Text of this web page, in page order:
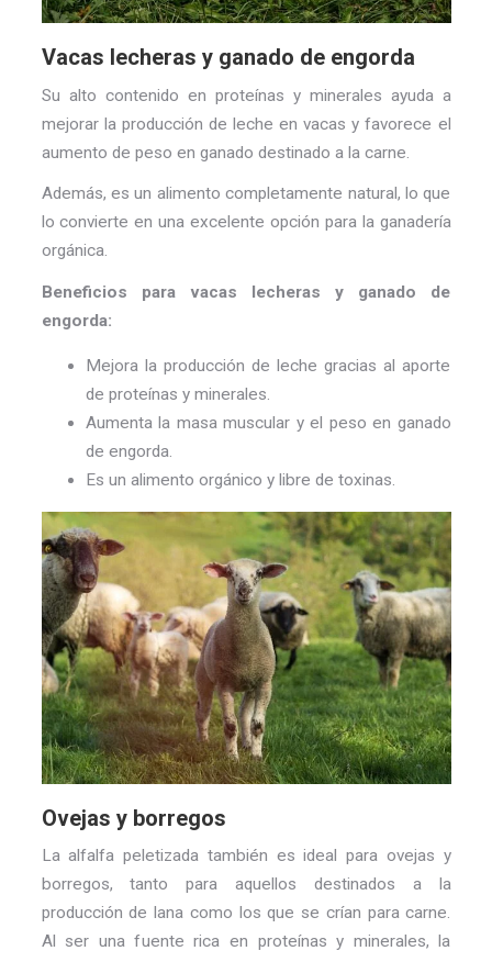
Vacas lecheras y ganado de engorda
Su alto contenido en proteínas y minerales ayuda a
mejorar la producción de leche en vacas y favorece el
aumento de peso en ganado destinado a la carne.
Además, es un alimento completamente natural, lo que
lo convierte en una excelente opción para la ganadería
orgánica.
Beneficios para vacas lecheras y ganado de
engorda:
Mejora la producción de leche gracias al aporte
de proteínas y minerales.
Aumenta la masa muscular y el peso en ganado
de engorda.
Es un alimento orgánico y libre de toxinas.
Ovejas y borregos
La alfalfa peletizada también es ideal para ovejas y
borregos, tanto para aquellos destinados a la
producción de lana como los que se crían para carne.
Al ser una fuente rica en proteínas y minerales, la